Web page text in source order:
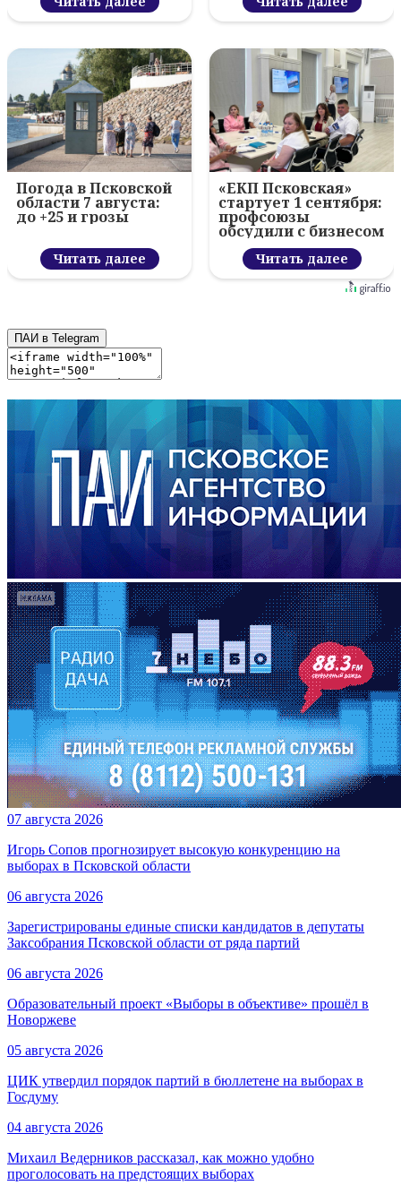
Погода в Псковской
области 7 августа:
до +25 и грозы
Читать далее
«ЕКП Псковская»
стартует 1 сентября:
профсоюзы
обсудили с бизнесом
новый цифровой
проектЧитать далее
ПАИ в Telegram
07 августа 2026
Игорь Сопов прогнозирует высокую конкуренцию на
выборах в Псковской области
06 августа 2026
Зарегистрированы единые списки кандидатов в депутаты
Заксобрания Псковской области от ряда партий
06 августа 2026
Образовательный проект «Выборы в объективе» прошёл в
Новоржеве
05 августа 2026
ЦИК утвердил порядок партий в бюллетене на выборах в
Госдуму
04 августа 2026
Михаил Ведерников рассказал, как можно удобно
проголосовать на предстоящих выборах